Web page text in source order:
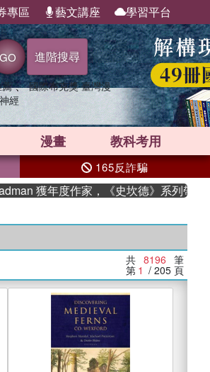
專區 藝文講座 學習平台
GO 進階搜尋
、 國際布克獎 臺灣漫
經
漫畫 教科考用
165反詐騙
度作家，《史坎德》系列帶你踏上熱血
共 8196 筆
第 1 / 205 頁